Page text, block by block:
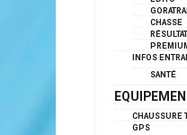
CHASSE
INFOS
SANTÉ
CHAUSSURE
GPS